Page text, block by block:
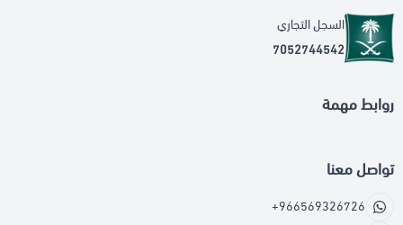
السجل التجاري
7052744542
روابط مهمة
تواصل معنا
+966569326726